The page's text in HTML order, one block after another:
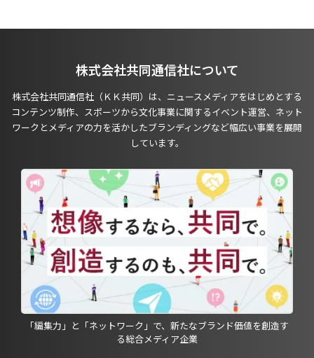
株式会社共同通信社について
株式会社共同通信社（ＫＫ共同）は、ニュースメディアをはじめとする
コンテンツ制作、スポーツから文化事業に関するイベント運営、ネット
ワークとメディアの力を活かしたブランディングなど幅広い事業を展開
しています。
「編集力」と「ネットワーク」で、新たなブランド価値を創造す
る総合メディア企業